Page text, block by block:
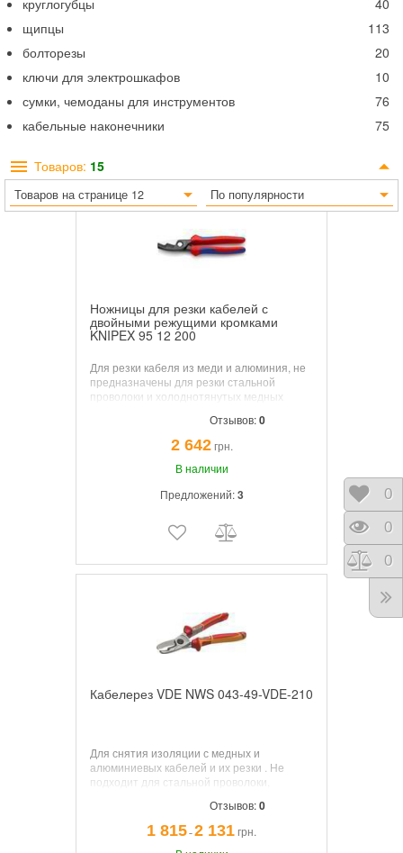
40
круглогубцы
113
щипцы
20
болторезы
10
ключи для электрошкафов
76
сумки, чемоданы для инструментов
75
кабельные наконечники
Товаров: 15
Товаров на странице 12 По популярности
Ножницы для резки кабелей с
двойными режущими кромками
KNIPEX 95 12 200
Для резки кабеля из меди и алюминия, не
предназначены для резки стальной
проволоки и холоднотянутых медных
прецизионной шлифовкой режут гладко и
чисто, без раздавливания кромки реза.
,пециальная инструментальная сталь
особого качества, кованая, закалённая в
Отзывов:0
2 642грн.
В наличии
Предложений:3
Кабелерез VDE NWS 043-49-VDE-210
Для снятия изоляции с медных и
алюминиевых кабелей и их резки . Не
подходит для стальной проволоки,
Отзывов:0
1 815¯2 131грн.
0
0
0